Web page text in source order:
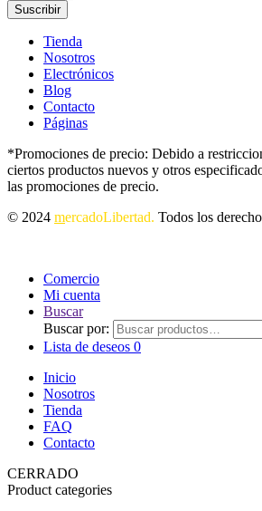
Suscribir
Tienda
Nosotros
Electrónicos
Blog
Contacto
Páginas
*Promociones de precio: Debido a
ciertos productos nuevos y otros
las promociones de precio.
© 2024 mercadoLibertad. Todos los
Comercio
Mi cuenta
Buscar
Buscar por:
Lista de deseos 0
Inicio
Nosotros
Tienda
FAQ
Contacto
CERRADO
Product categories